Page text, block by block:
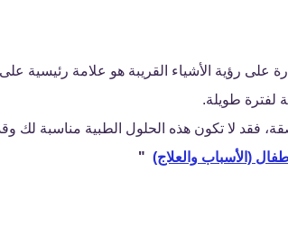
على رؤية الأشياء القريبة هو علامة رئيسية
لفترة طويلة.
فقد لا تكون هذه الحلول الطبية مناسبة لك
(الأسباب والعلاج) "